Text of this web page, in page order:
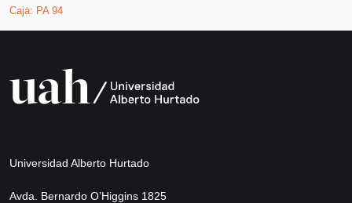
Caja: PA 94
Universidad Alberto Hurtado
Avda. Bernardo O’Higgins 1825